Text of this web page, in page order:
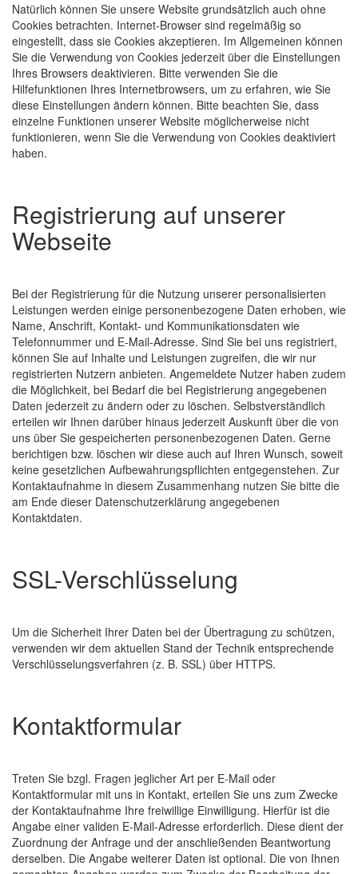
Natürlich können Sie unsere Website grundsätzlich auch ohne
Cookies betrachten. Internet-Browser sind regelmäßig so
eingestellt, dass sie Cookies akzeptieren. Im Allgemeinen können
Sie die Verwendung von Cookies jederzeit über die Einstellungen
Ihres Browsers deaktivieren. Bitte verwenden Sie die
Hilfefunktionen Ihres Internetbrowsers, um zu erfahren, wie Sie
diese Einstellungen ändern können. Bitte beachten Sie, dass
einzelne Funktionen unserer Website möglicherweise nicht
funktionieren, wenn Sie die Verwendung von Cookies deaktiviert
haben.
Registrierung auf unserer
Webseite
Bei der Registrierung für die Nutzung unserer personalisierten
Leistungen werden einige personenbezogene Daten erhoben, wie
Name, Anschrift, Kontakt- und Kommunikationsdaten wie
Telefonnummer und E-Mail-Adresse. Sind Sie bei uns registriert,
können Sie auf Inhalte und Leistungen zugreifen, die wir nur
registrierten Nutzern anbieten. Angemeldete Nutzer haben zudem
die Möglichkeit, bei Bedarf die bei Registrierung angegebenen
Daten jederzeit zu ändern oder zu löschen. Selbstverständlich
erteilen wir Ihnen darüber hinaus jederzeit Auskunft über die von
uns über Sie gespeicherten personenbezogenen Daten. Gerne
berichtigen bzw. löschen wir diese auch auf Ihren Wunsch, soweit
keine gesetzlichen Aufbewahrungspflichten entgegenstehen. Zur
Kontaktaufnahme in diesem Zusammenhang nutzen Sie bitte die
am Ende dieser Datenschutzerklärung angegebenen
Kontaktdaten.
SSL-Verschlüsselung
Um die Sicherheit Ihrer Daten bei der Übertragung zu schützen,
verwenden wir dem aktuellen Stand der Technik entsprechende
Verschlüsselungsverfahren (z. B. SSL) über HTTPS.
Kontaktformular
Treten Sie bzgl. Fragen jeglicher Art per E-Mail oder
Kontaktformular mit uns in Kontakt, erteilen Sie uns zum Zwecke
der Kontaktaufnahme Ihre freiwillige Einwilligung. Hierfür ist die
Angabe einer validen E-Mail-Adresse erforderlich. Diese dient der
Zuordnung der Anfrage und der anschließenden Beantwortung
derselben. Die Angabe weiterer Daten ist optional. Die von Ihnen